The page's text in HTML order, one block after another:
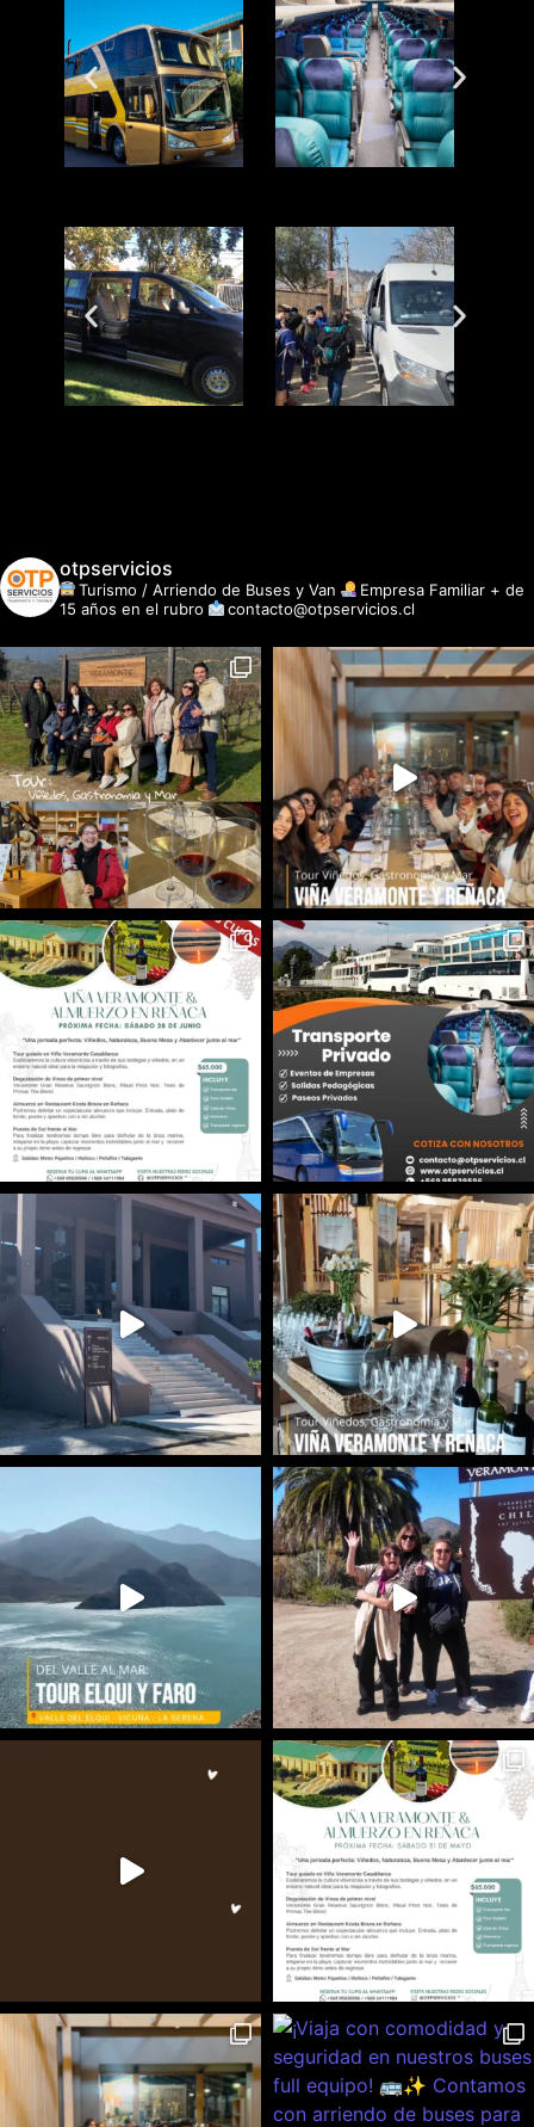
otpservicios
Turismo / Arriendo de Buses y Van
Empresa Familiar + de
15 años en el rubro
contacto@otpservicios.cl